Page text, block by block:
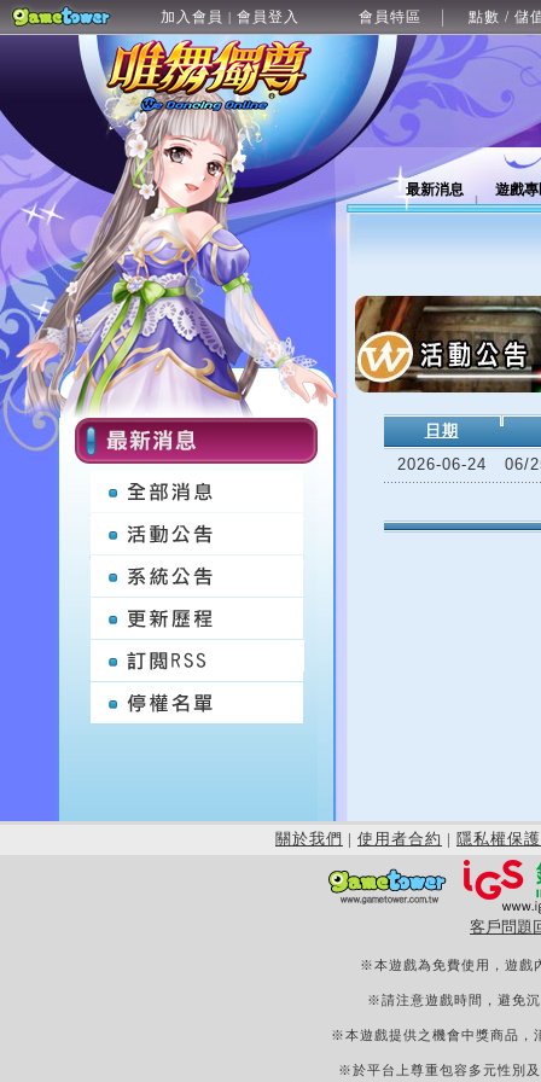
加入會員 | 會員登入 會員特區 點數 / 儲
最新消息 遊戲
日期
2026-06-24
06/
關於我們 | 使用者合約 | 隱私權保護
客戶問題
※本遊戲為免費使用，遊戲
※請注意遊戲時間，避免
※本遊戲提供之機會中獎商品，
※於平台上尊重包容多元性別